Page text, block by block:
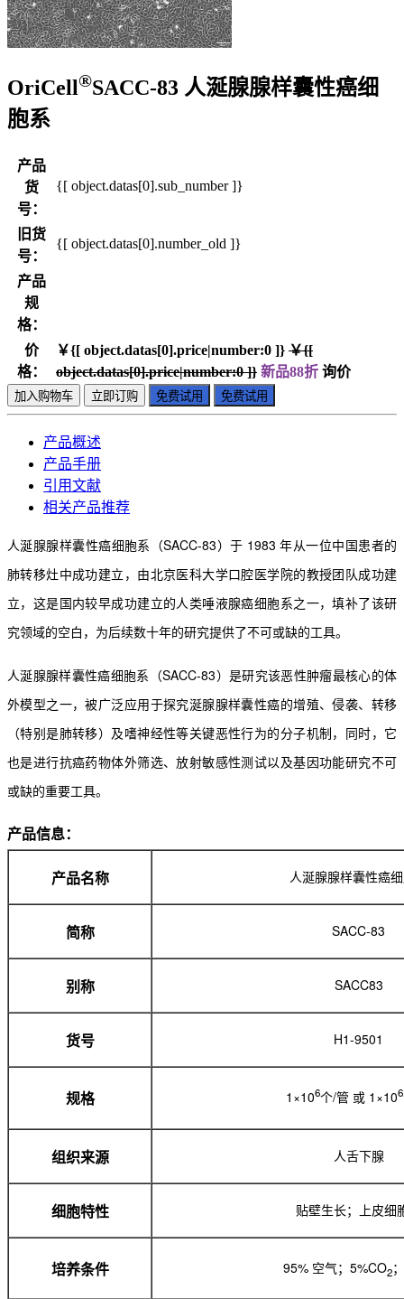
OriCell®SACC-83 人涎腺腺样囊性癌细
胞系
产品
货
号：
{[ object.datas[0].sub_number ]}
旧货
号：
{[ object.datas[0].number_old ]}
产品
规
格：
价
格：
￥{[ object.datas[0].price|number:0 ]} ￥{[
object.datas[0].price|number:0 ]} 新品88折 询价
加入购物车 立即订购 免费试用 免费试用
产品概述
产品手册
引用文献
相关产品推荐
人涎腺腺样囊性癌细胞系（SACC-83）于 1983 年从一位中国患者的
肺转移灶中成功建立，由北京医科大学口腔医学院的教授团队成功建
立，这是国内较早成功建立的人类唾液腺癌细胞系之一，填补了该研
究领域的空白，为后续数十年的研究提供了不可或缺的工具。
人涎腺腺样囊性癌细胞系（SACC-83）是研究该恶性肿瘤最核心的体
外模型之一，被广泛应用于探究涎腺腺样囊性癌的增殖、侵袭、转移
（特别是肺转移）及嗜神经性等关键恶性行为的分子机制，同时，它
也是进行抗癌药物体外筛选、放射敏感性测试以及基因功能研究不可
或缺的重要工具。
产品信息：
产品名称 人涎腺腺样囊性癌
简称 SACC-83
别称 SACC83
货号 H1-9501
规格 1×106个/管 或 1×106
组织来源 人舌下腺
细胞特性 贴壁生长；上皮细
培养条件 95% 空气；5%CO2